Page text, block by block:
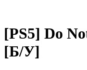
[PS5] Do
[Б/У]